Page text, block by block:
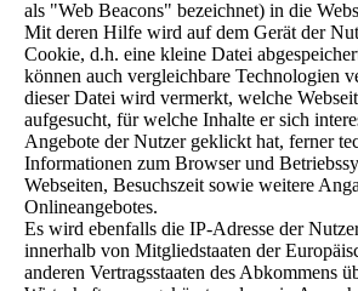
als "Web Beacons" bezeichnet) in die
Mit deren Hilfe wird auf dem Gerät der
Cookie, d.h. eine kleine Datei
können auch vergleichbare Technologien
dieser Datei wird vermerkt, welche
aufgesucht, für welche Inhalte er sich
Angebote der Nutzer geklickt hat, ferner
Informationen zum Browser und
Webseiten, Besuchszeit sowie weitere
Onlineangebotes.
Es wird ebenfalls die IP-Adresse der
innerhalb von Mitgliedstaaten der
anderen Vertragsstaaten des Abkommens